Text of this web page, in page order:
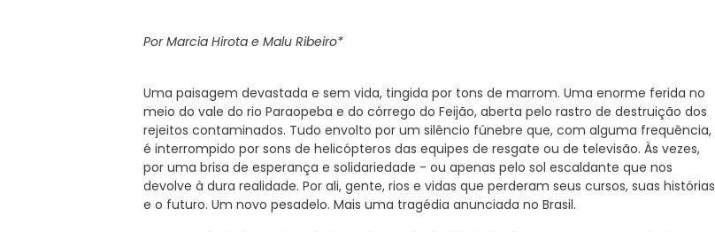
Por Marcia Hirota e Malu Ribeiro*
Uma paisagem devastada e sem vida, tingida por tons de marrom. Uma enorme ferida no
meio do vale do rio Paraopeba e do córrego do Feijão, aberta pelo rastro de destruição dos
rejeitos contaminados. Tudo envolto por um silêncio fúnebre que, com alguma frequência,
é interrompido por sons de helicópteros das equipes de resgate ou de televisão. Às vezes,
por uma brisa de esperança e solidariedade - ou apenas pelo sol escaldante que nos
devolve à dura realidade. Por ali, gente, rios e vidas que perderam seus cursos, suas histórias
e o futuro. Um novo pesadelo. Mais uma tragédia anunciada no Brasil.